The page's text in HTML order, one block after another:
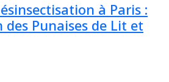
à Paris :
des Punaises de Lit et